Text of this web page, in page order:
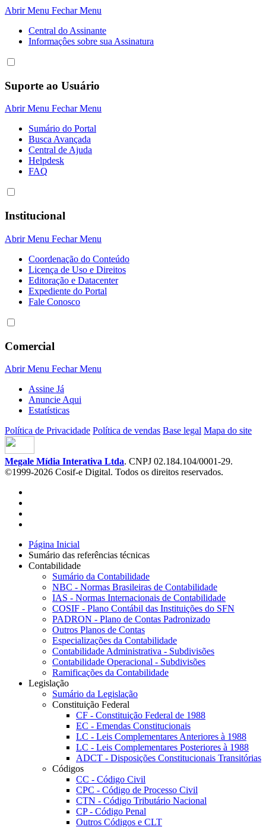
Abrir Menu Fechar Menu
Central do Assinante
Informaçôes sobre sua Assinatura
Suporte ao Usuário
Abrir Menu Fechar Menu
Sumário do Portal
Busca Avançada
Central de Ajuda
Helpdesk
FAQ
Institucional
Abrir Menu Fechar Menu
Coordenação do Conteúdo
Licença de Uso e Direitos
Editoração e Datacenter
Expediente do Portal
Fale Conosco
Comercial
Abrir Menu Fechar Menu
Assine Já
Anuncie Aqui
Estatísticas
Política de Privacidade Política de vendas Base legal Mapa do site
Megale Mídia Interativa Ltda. CNPJ 02.184.104/0001-29.
©1999-2026 Cosif-e Digital. Todos os direitos reservados.
Página Inicial
Sumário das referências técnicas
Contabilidade
Sumário da Contabilidade
NBC - Normas Brasileiras de Contabilidade
IAS - Normas Internacionais de Contabilidade
COSIF - Plano Contábil das Instituições do SFN
PADRON - Plano de Contas Padronizado
Outros Planos de Contas
Especializações da Contabilidade
Contabilidade Administrativa - Subdivisões
Contabilidade Operacional - Subdivisões
Ramificações da Contabilidade
Legislação
Sumário da Legislação
Constituição Federal
CF - Constituição Federal de 1988
EC - Emendas Constitucionais
LC - Leis Complementares Anteriores à 1988
LC - Leis Complementares Posteriores à 1988
ADCT - Disposições Constitucionais Transitórias
Códigos
CC - Código Civil
CPC - Código de Processo Civil
CTN - Código Tributário Nacional
CP - Código Penal
Outros Códigos e CLT